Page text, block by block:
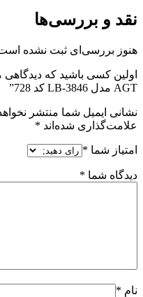
نقد و بررسی‌ها
هنوز بررسی‌ای ثبت نشده
AGT مدل LB-3846 کد 728”
نشانی ایمیل شما منتشر
علامت‌گذاری شده‌اند *
امتیاز شما *
دیدگاه شما *
نام *